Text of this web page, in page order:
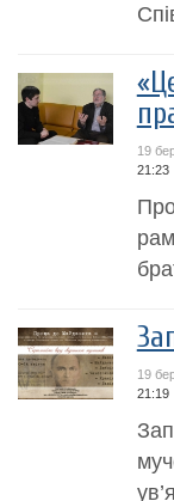
19
21:23
19
21:19